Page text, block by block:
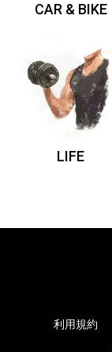
CAR & BIKE
LIFE
利用規約